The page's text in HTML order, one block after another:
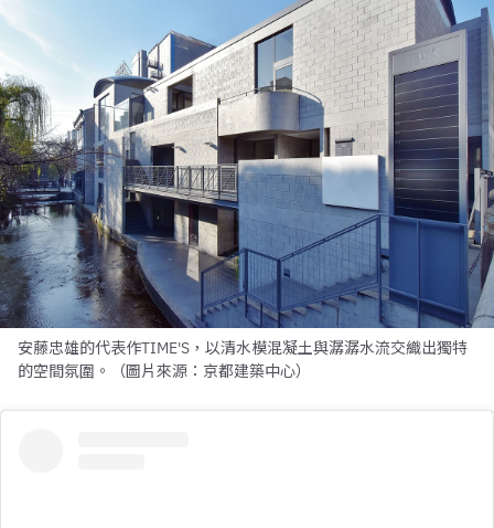
安藤忠雄的代表作TIME'S，以清水模混凝土與潺潺水流交織出獨特
的空間氛圍。（圖片來源：京都建築中心）